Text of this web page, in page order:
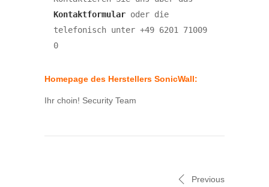
Kontaktformular oder die
telefonisch unter +49 6201 71009
Homepage des Herstellers SonicWall:
Ihr choin! Security Team
Previous